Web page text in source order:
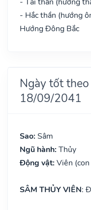
- Hắc thần (hướng
Hướng Đông Bắc
Ngày tốt
18/09/2041
Sao: Sâm
Ngũ hành: Thủy
Động vật: Viên
SÂM THỦY VIÊN: